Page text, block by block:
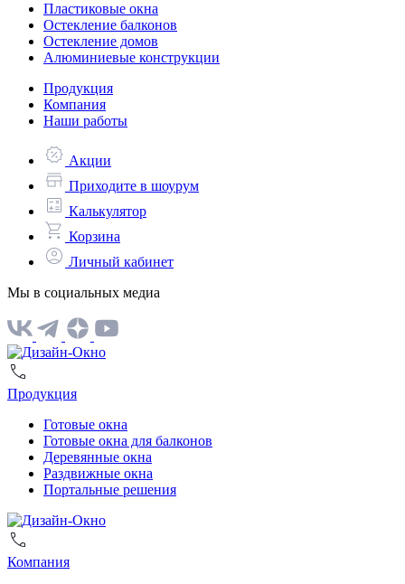
Пластиковые окна
Остекление балконов
Остекление домов
Алюминиевые конструкции
Продукция
Компания
Наши работы
Акции
Приходите в шоурум
Калькулятор
Корзина
Личный кабинет
Мы в социальных медиа
Продукция
Готовые окна
Готовые окна для балконов
Деревянные окна
Раздвижные окна
Портальные решения
Компания